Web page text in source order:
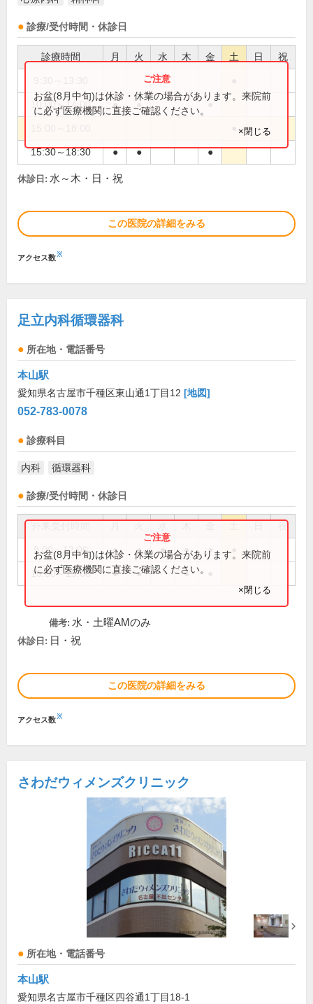
診療/受付時間・休診日
診療時間 月 火 水 木 金 土 日 祝
10:00～14:00 ● ● ●
15:30～18:30 ● ● ●
お盆(8月中旬)は休診・休業の場合があります。来院前
に必ず医療機関に直接ご確認ください。
×閉じる
休診日: 水～木・日・祝
この医院の詳細をみる
アクセス数※
足立内科循環器科
所在地・電話番号
本山駅
愛知県名古屋市千種区東山通1丁目12 [地図]
052-783-0078
診療科目
内科 循環器科
診療/受付時間・休診日
祝
9:00～12:00 ● ● ● ● ●
16:00～19:00 ● ● ●
お盆(8月中旬)は休診・休業の場合があります。来院前
に必ず医療機関に直接ご確認ください。
×閉じる
備考: 水・土曜AMのみ
休診日: 日・祝
この医院の詳細をみる
アクセス数※
さわだウィメンズクリニック
所在地・電話番号
本山駅
愛知県名古屋市千種区四谷通1丁目18-1